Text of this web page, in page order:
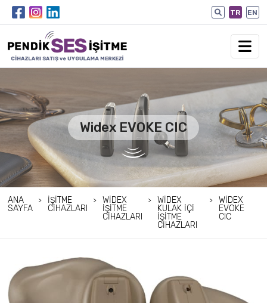
TR EN
Widex EVOKE CIC
WIDEX
EVOKE
CIC
WIDEX
KULAK İÇI
İŞITME
CIHAZLARI
WIDEX
İŞITME
CIHAZLARI
İŞITME
CIHAZLARI
ANA
SAYFA